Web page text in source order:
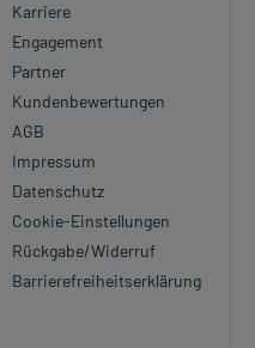
Karriere
Engagement
Partner
Kundenbewertungen
AGB
Impressum
Datenschutz
Cookie-Einstellungen
Rückgabe/Widerruf
Barrierefreiheitserklärung